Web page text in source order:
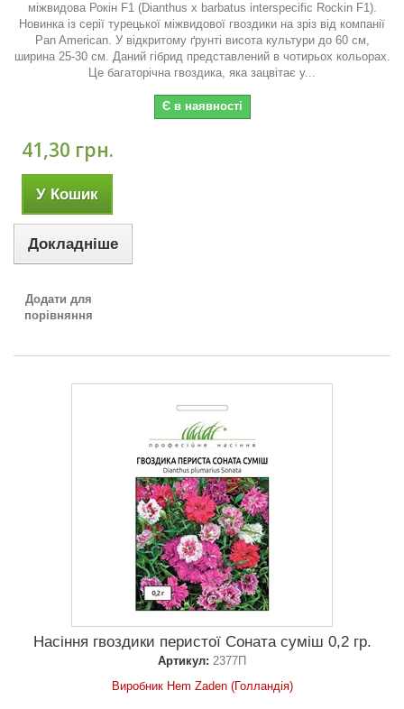
міжвидова Рокін F1 (Dianthus x barbatus interspecific Rockin F1).
Новинка із серії турецької міжвидової гвоздики на зріз від компанії
Pan American. У відкритому ґрунті висота культури до 60 см,
ширина 25-30 см. Даний гібрид представлений в чотирьох кольорах.
Це багаторічна гвоздика, яка зацвітає у...
Є в наявності
41,30 грн.
У Кошик
Докладніше
Додати для
порівняння
Насіння гвоздики перистої Соната суміш 0,2 гр.
Артикул: 2377П
Виробник Hem Zaden (Голландія)